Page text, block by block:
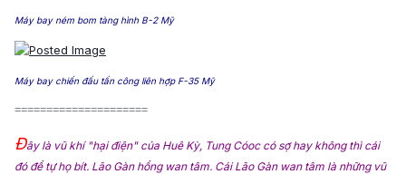
Máy bay ném bom tàng hình B-2 Mỹ
Máy bay chiến đấu tấn công liên hợp F-35 Mỹ
=====================
Đây là vũ khí "hại điện" của Huê Kỳ, Tung Cóoc có sợ hay không thì cái
đó để tự họ bít. Lão Gàn hổng wan tâm. Cái Lão Gàn wan tâm là những vũ